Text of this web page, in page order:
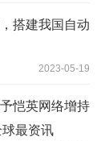
搭建我国自动
2023-05-19
恺英网络增持
最资讯